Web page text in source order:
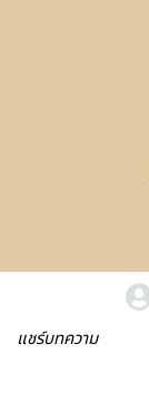
แชร์บทความ